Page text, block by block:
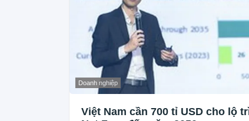
Doanh nghiệp
Việt Nam cần 700 tỉ USD cho lộ